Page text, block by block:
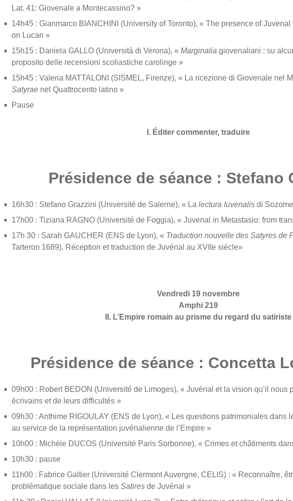
Lat. 41: Giovenale a Montecassino? »
14h45 : Gianmarco BIANCHINI (University of Toronto), « The presence of
on Lucan »
15h15 : Daniela GALLO (Università di Verona), « Marginalia giovenaliani : su
proposito delle recensioni scoliastiche carolinge »
15h45 : Valeria MATTALONI (SISMEL, Firenze), « La ricezione di Giovenale nel
Satyraenel Quattrocento latino »
Pause
I. Éditer commenter, traduire
Présidence de séance : Stefano
16h30 : Stefano Grazzini (Université de Salerne), « La lectura Iuvenalisdi
17h00 : Tiziana RAGNO (Université de Foggia), « Juvenal in Metastasio: from
17h 30 : Sarah GAUCHER (ENS de Lyon), « Traduction nouvelle des Satyres de
Tarteron 1689). Réception et traduction de Juvénal au XVIIe siècle»
Vendredi 19 novembre
Amphi 219
II. L’Empire romain au prisme du regard du satiriste
Présidence de séance : Concetta
09h00 : Robert BEDON (Université de Limoges), « Juvénal et la vision qu’il nous
écrivains et de leurs difficultés »
09h30 : Anthime RIGOULAY (ENS de Lyon), « Les questions patrimoniales dans
au service de la représentation juvénalienne de l’Empire »
10h00 : Michèle DUCOS (Université Paris Sorbonne), « Crimes et châtiments
10h30 : pause
11h00 : Fabrice Galtier (Université Clermont Auvergne, CELIS) : « Reconnaître,
problématique sociale dans les Satiresde Juvénal »